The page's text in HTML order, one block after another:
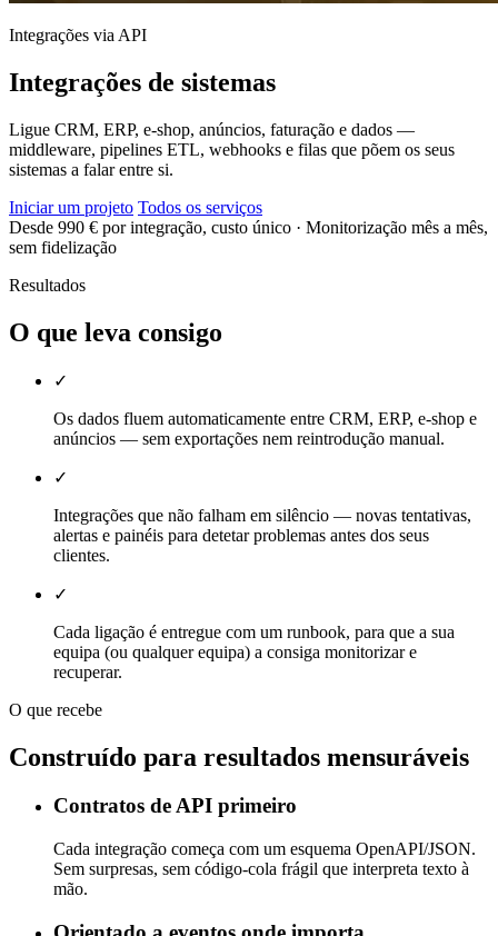
Integrações via API
Integrações de sistemas
Ligue CRM, ERP, e-shop, anúncios, faturação e dados —
middleware, pipelines ETL, webhooks e filas que põem os seus
sistemas a falar entre si.
Iniciar um projeto Todos os serviços
Desde 990 € por integração, custo único · Monitorização mês a mês,
sem fidelização
Resultados
O que leva consigo
✓
Os dados fluem automaticamente entre CRM, ERP, e-shop e
anúncios — sem exportações nem reintrodução manual.
✓
Integrações que não falham em silêncio — novas tentativas,
alertas e painéis para detetar problemas antes dos seus
clientes.
✓
Cada ligação é entregue com um runbook, para que a sua
equipa (ou qualquer equipa) a consiga monitorizar e
recuperar.
O que recebe
Construído para resultados mensuráveis
Contratos de API primeiro
Cada integração começa com um esquema OpenAPI/JSON.
Sem surpresas, sem código-cola frágil que interpreta texto à
mão.